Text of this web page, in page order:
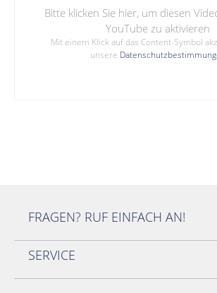
Bitte klicken Sie hier, um diesen
YouTube zu aktivieren
Mit einem Klick auf das Content-Symbol
unsere
FRAGEN? RUF EINFACH AN!
SERVICE